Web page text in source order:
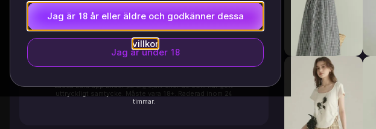
Jag är 18 år eller äldre och godkänner dessa
villkor
Jag är under 18
Klicka för att ladda upp en bild
Ladda bara upp bilder på dig själv eller de som har gett
uttryckligt samtycke. Måste vara 18+. Raderad inom 24
timmar.